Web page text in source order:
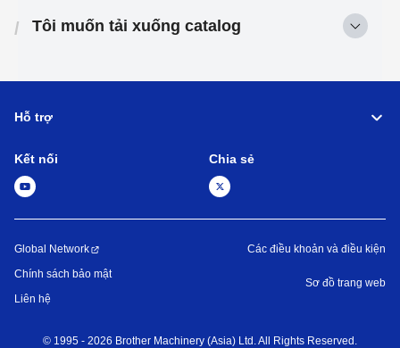
/ Tôi muốn tải xuống catalog
Hỗ trợ
Kết nối Chia sẻ
Global Network
Chính sách bảo mật
Liên hệ
Các điều khoản và điều kiện
Sơ đồ trang web
© 1995 - 2026 Brother Machinery (Asia) Ltd. All Rights Reserved.